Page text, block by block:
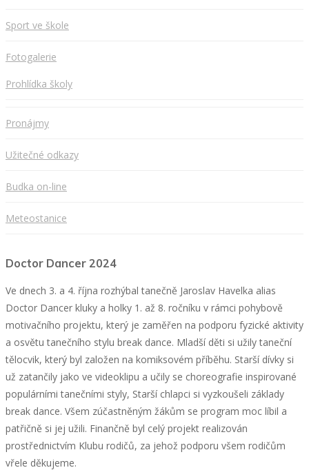
Sport ve škole
Fotogalerie
Prohlídka školy
Pronájmy
Užitečné odkazy
Budka on-line
Meteostanice
Doctor Dancer 2024
Ve dnech 3. a 4. října rozhýbal tanečně Jaroslav Havelka alias
Doctor Dancer kluky a holky 1. až 8. ročníku v rámci pohybově
motivačního projektu, který je zaměřen na podporu fyzické aktivity
a osvětu tanečního stylu break dance. Mladší děti si užily taneční
tělocvik, který byl založen na komiksovém příběhu. Starší dívky si
už zatančily jako ve videoklipu a učily se choreografie inspirované
populárními tanečními styly, Starší chlapci si vyzkoušeli základy
break dance. Všem zúčastněným žákům se program moc líbil a
patřičně si jej užili. Finančně byl celý projekt realizován
prostřednictvím Klubu rodičů, za jehož podporu všem rodičům
vřele děkujeme.